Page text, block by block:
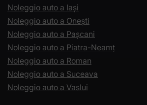
Noleggio auto a Iași
Noleggio auto a Onești
Noleggio auto a Pașcani
Noleggio auto a Piatra-Neamț
Noleggio auto a Roman
Noleggio auto a Suceava
Noleggio auto a Vaslui